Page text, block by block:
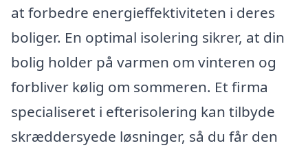
at forbedre energieffektiviteten i deres
boliger. En optimal isolering sikrer, at din
bolig holder på varmen om vinteren og
forbliver kølig om sommeren. Et firma
specialiseret i efterisolering kan tilbyde
skræddersyede løsninger, så du får den